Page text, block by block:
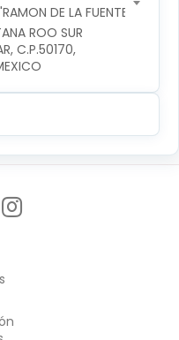
DE LA FUENTE"
ROO SUR
C.P.50170,